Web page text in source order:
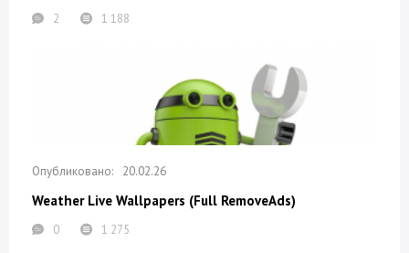
2 1 188
20.02.26
Weather Live Wallpapers (Full RemoveAds)
0 1 275